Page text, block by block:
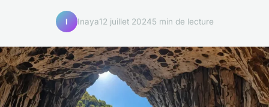
I Inaya12 juillet 20245 min de lecture